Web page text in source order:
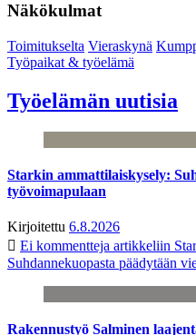
Näkökulmat
Toimitukselta Vieraskynä
Työpaikat & työelämä
Työelämän uutisia
Starkin ammattilaiskysely:
työvoimapulaan
Kirjoitettu 6.8.2026
Ei kommentteja artikkeliin
Suhdannekuopasta päädytään
Rakennustyö Salminen